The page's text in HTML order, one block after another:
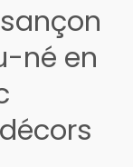
né en